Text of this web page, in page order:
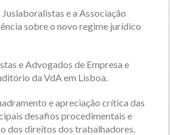
e a Associação
sobre o novo regime jurídico
e Advogados de Empresa e
da VdA em Lisboa.
e apreciação crítica das
desafios procedimentais e
dos direitos dos trabalhadores,